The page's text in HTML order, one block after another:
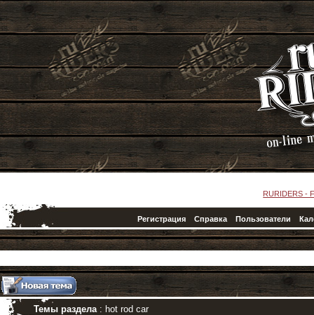
RURIDERS -
Регистрация Справка Пользователи
Темы раздела: hot rod car